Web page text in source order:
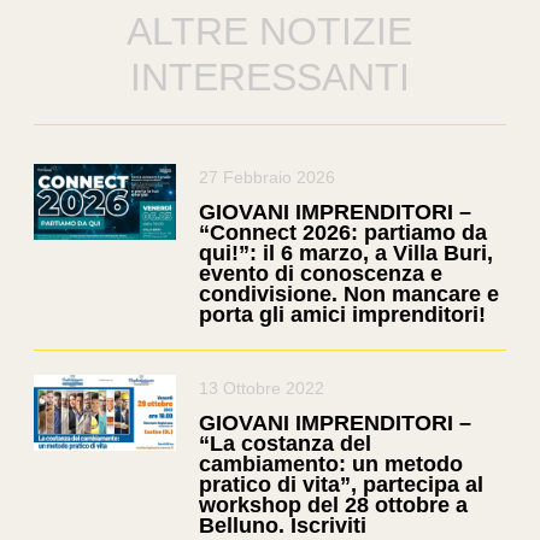
ALTRE NOTIZIE
INTERESSANTI
27 Febbraio 2026
GIOVANI IMPRENDITORI –
“Connect 2026: partiamo da
qui!”: il 6 marzo, a Villa Buri,
evento di conoscenza e
condivisione. Non mancare e
porta gli amici imprenditori!
13 Ottobre 2022
GIOVANI IMPRENDITORI –
“La costanza del
cambiamento: un metodo
pratico di vita”, partecipa al
workshop del 28 ottobre a
Belluno. Iscriviti